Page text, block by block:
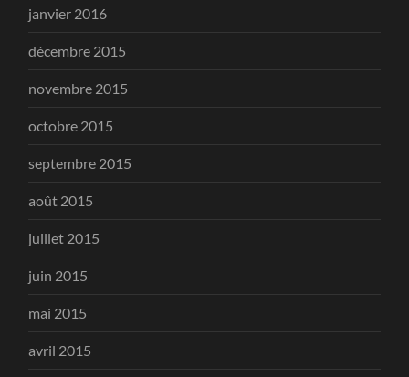
janvier 2016
décembre 2015
novembre 2015
octobre 2015
septembre 2015
août 2015
juillet 2015
juin 2015
mai 2015
avril 2015